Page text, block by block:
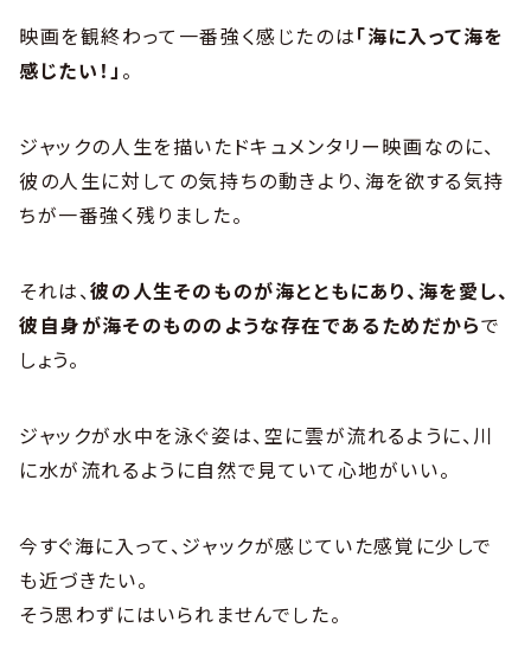
映画を観終わって一番強く感じたのは「海に入って海を
感じたい！」 。
ジャックの人生を描いたドキュメンタリー映画なのに、
彼の人生に対しての気持ちの動きより、海を欲する気持
ちが一番強く残りました。
それは、彼の人生そのものが海とともにあり、海を愛し、
彼自身が海そのもののような存在であるためだからで
しょう。
ジャックが水中を泳ぐ姿は、空に雲が流れるように、川
に水が流れるように自然で見ていて心地がいい。
今すぐ海に入って、ジャックが感じていた感覚に少しで
も近づきたい。
そう思わずにはいられませんでした。